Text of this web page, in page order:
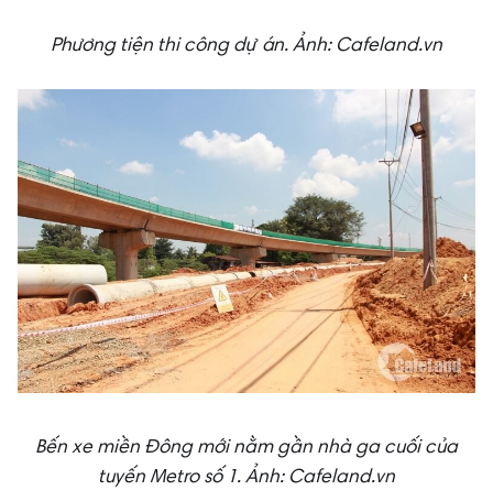
Phương tiện thi công dự án.Ảnh: Cafeland.vn
Bến xe miền Đông mới nằm gần nhà ga cuối của
tuyến Metro số 1.Ảnh: Cafeland.vn